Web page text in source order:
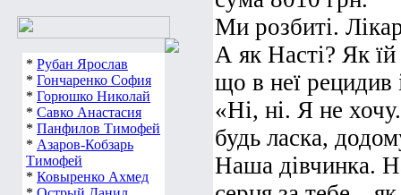
* Рубан Ярослав
* Гончаренко София
* Горюшко Николай
* Савко Анастасия
* Панфилов Тимофей
* Азаров-Кобзарь
Тимофей
* Ковыренко Ахмед
Ми розбиті.
А як Насті? Як їй
що в неї рецидив
«Ні, ні. Я не
будь ласка,
Наша дівчинка.